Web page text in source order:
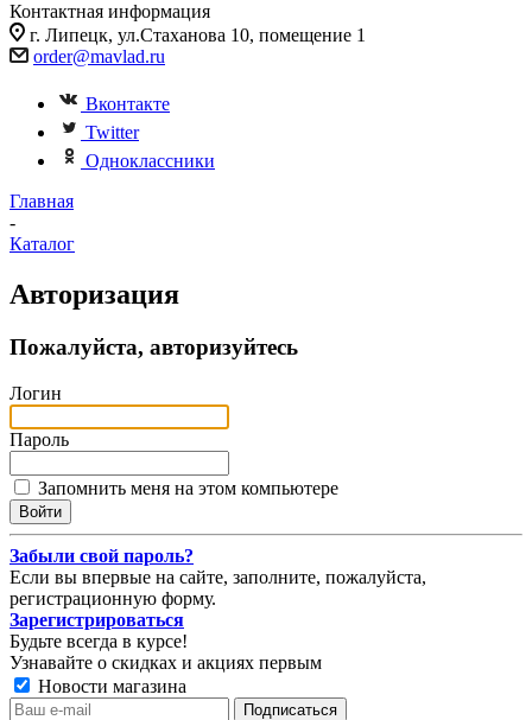
Контактная информация
г. Липецк, ул.Стаханова 10, помещение 1
order@mavlad.ru
Вконтакте
Twitter
Одноклассники
Главная
-
Каталог
Авторизация
Пожалуйста, авторизуйтесь
Логин
Пароль
Запомнить меня на этом компьютере
Забыли свой пароль?
Если вы впервые на сайте, заполните, пожалуйста,
регистрационную форму.
Зарегистрироваться
Будьте всегда в курсе!
Узнавайте о скидках и акциях первым
Новости магазина